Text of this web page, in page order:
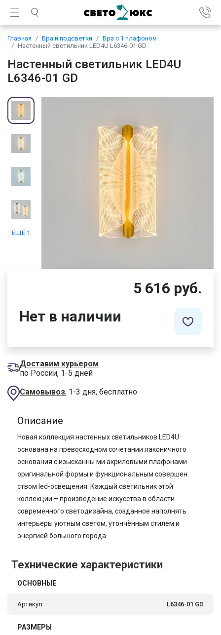
Главная Бра и подсветки
Бра с 1 плафоном
Настенный светильник LED4U L6346-01 GD
Настенный светильник LED4U
L6346-01 GD
ЕЩЁ 1
5 616 руб.
Нет в наличии
Доставим курьером
по России, 1-5 дней
Самовывоз, 1-3 дня, бесплатно
Описание
Новая коллекция настенных светильников LED4U
основана на превосходном сочетании лаконичного
основания с изысканны ми акриловыми плафонами
оригинальной формы и функциональным совершен
ством led-освещения. Каждый светильник этой
коллекции – произведение искусства в области
современного светодизайна, созданное наполнять
интерьеры уютным светом, утончённым стилем и
энергией большого города.
Технические характеристики
ОСНОВНЫЕ
Артикул L6346-01 GD
РАЗМЕРЫ